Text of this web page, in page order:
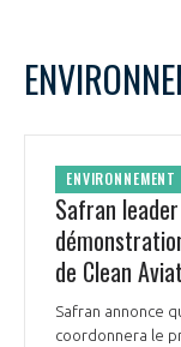
ENVIRONNEMENT
Safran
de Clean
Safran annonce
coordonnera le